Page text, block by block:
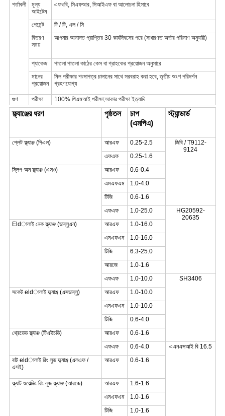
শর্তাবলী
মূল্য
আইটেম
এফওবি, সিএফআর, সিআইএফ বা আলোচনা হিসাবে
পেমেন্ট
টি / টি, এল / সি
বিতরণ
সময়
আপনার আমানত প্রাপ্তির 30 কার্যদিবসের পরে (সাধারণত অর্ডার পরিমাণ অনুযায়ী)
প্যাকেজ
পাতলা পাতলা কাঠের কেস বা গ্রাহকের প্রয়োজন অনুসারে
মানের
প্রয়োজন
মিল পরীক্ষার শংসাপত্র চালানের সাথে সরবরাহ করা হবে, তৃতীয় অংশ পরিদর্শন
গ্রহণযোগ্য
গুণ পরীক্ষা 100% পিএমআই পরীক্ষা;আকার পরীক্ষা ইত্যাদি
ফ্ল্যাঞ্জের ধরণ পৃষ্ঠতল
চাপ
(এমপিএ)
স্ট্যান্ডার্ড
প্লেট ফ্ল্যাঞ্জ (পিএল) আরএফ 0.25-2.5
জিবি / T9112-
9124
এফএফ
0.25-1.6
স্লিপ-অন ফ্ল্যাঞ্জ (এসও)
আরএফ
0.6-0.4
এমএফএম
1.0-4.0
টিজি
0.6-1.6
এফএফ
1.0-25.0
HG20592-
20635
Eldালাই নেক ফ্ল্যাঞ্জ (ডাব্লুএন)
আরএফ
1.0-16.0
এমএফএম
1.0-16.0
টিজি
6.3-25.0
আরজে
1.0-1.6
এফএফ
1.0-10.0
SH3406
সকেট eldালাই ফ্ল্যাঞ্জ (এসডাব্লু)
আরএফ
1.0-10.0
এমএফএম
1.0-10.0
টিজি
0.6-4.0
থ্রেডেড ফ্ল্যাঞ্জ (টিএইচডি)
আরএফ
0.6-1.6
এফএফ
0.6-4.0
এএনএসআই বি 16.5
বাট eldালাই রিং লুজ ফ্ল্যাঞ্জ (এলএফ /
এসই)
আরএফ 0.6-1.6
ফ্ল্যাট ওয়েল্ডিং রিং লুজ ফ্ল্যাঞ্জ (আরজে) আরএফ
1.6-1.6
এমএফএম
1.0-1.6
টিজি
1.0-1.6